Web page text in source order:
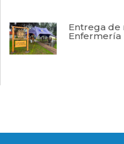
Entrega de
Enfermería